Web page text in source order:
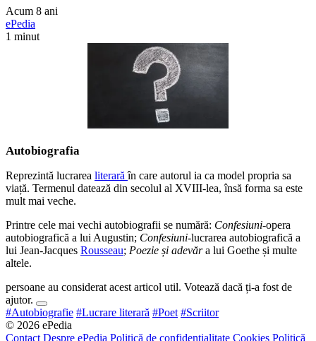
Acum 8 ani
ePedia
1 minut
Autobiografia
Reprezintă lucrarea literarăîn care autorul ia ca model propria sa
viață. Termenul datează din secolul al XVIII-lea, însă forma sa este
mult mai veche.
Printre cele mai vechi autobiografii se numără: Confesiuni-opera
autobiografică a lui Augustin; Confesiuni-lucrarea autobiografică a
lui Jean-Jacques Rousseau; Poezie și adevăra lui Goethe și multe
altele.
persoane au considerat acest articol util. Votează dacă ți-a fost de
ajutor.
#Autobiografie #Lucrare literară #Poet #Scriitor
© 2026 ePedia
Contact Despre ePedia Politică de confidențialitate Cookies Politică